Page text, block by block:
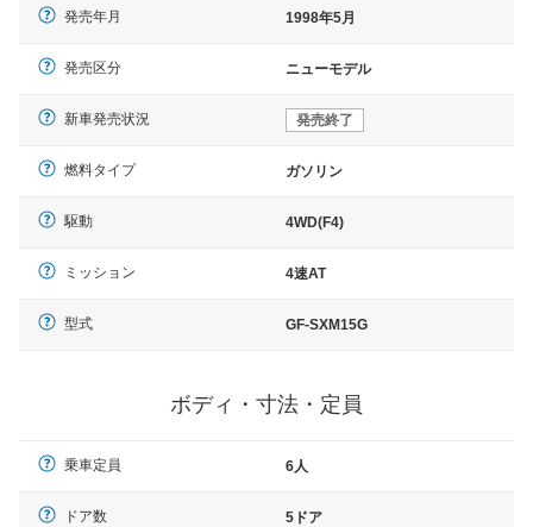
発売年月 1998年5月
発売区分 ニューモデル
新車発売状況 発売終了
燃料タイプ ガソリン
駆動 4WD(F4)
ミッション 4速AT
型式 GF-SXM15G
ボディ・寸法・定員
乗車定員 6人
ドア数 5ドア